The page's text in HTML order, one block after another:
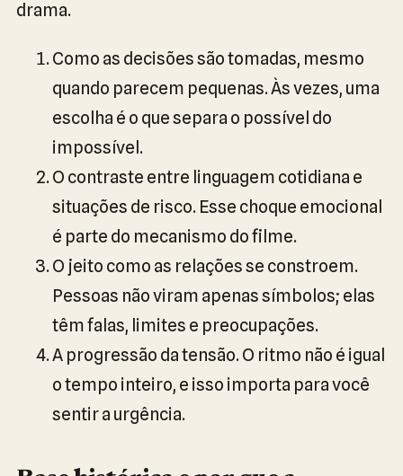
drama.
Como as decisões são tomadas, mesmo
quando parecem pequenas. Às vezes, uma
escolha é o que separa o possível do
impossível.
O contraste entre linguagem cotidiana e
situações de risco. Esse choque emocional
é parte do mecanismo do filme.
O jeito como as relações se constroem.
Pessoas não viram apenas símbolos; elas
têm falas, limites e preocupações.
A progressão da tensão. O ritmo não é igual
o tempo inteiro, e isso importa para você
sentir a urgência.